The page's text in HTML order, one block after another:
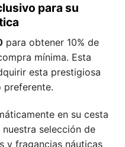
para su
para obtener 10% de
mínima. Esta
esta prestigiosa
preferente.
en su cesta
selección de
y fragancias náuticas